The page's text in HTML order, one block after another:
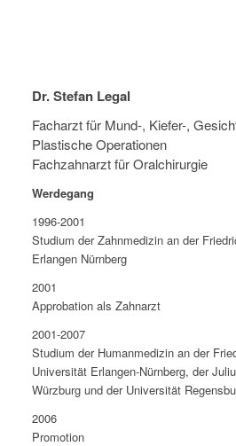
Dr. Stefan Legal
Facharzt für Mund-, Kiefer-,
Plastische Operationen
Fachzahnarzt für Oralchirurgie
Werdegang
1996-2001
Studium der Zahnmedizin an der
Erlangen Nürnberg
2001
Approbation als Zahnarzt
2001-2007
Studium der Humanmedizin an der
Universität Erlangen-Nürnberg, der
Würzburg und der Universität
2006
Promotion